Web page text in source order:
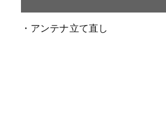
・アンテナ立て直し